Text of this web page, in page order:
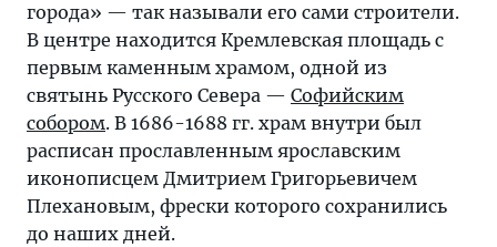
города» — так называли его сами строители.
В центре находится Кремлевская площадь с
первым каменным храмом, одной из
святынь Русского Севера — Софийским
собором. В 1686-1688 гг. храм внутри был
расписан прославленным ярославским
иконописцем Дмитрием Григорьевичем
Плехановым, фрески которого сохранились
до наших дней.